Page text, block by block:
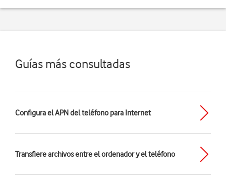
Guías más consultadas
Configura el APN del teléfono para Internet
Transfiere archivos entre el ordenador y el teléfono